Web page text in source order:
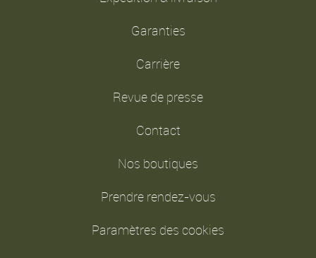
Garanties
Carrière
Revue de presse
Contact
Nos boutiques
Prendre rendez-vous
Paramètres des cookies